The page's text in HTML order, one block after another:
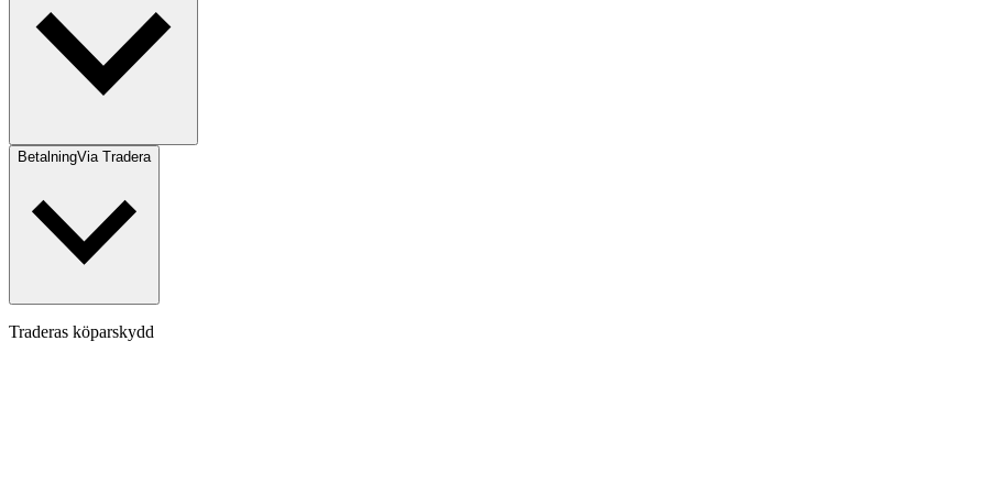
BetalningVia Tradera
Traderas köparskydd